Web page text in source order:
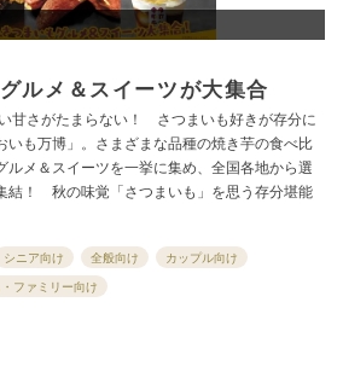
ルメ＆スイーツが大集合
甘さがたまらない！ さつまいも好きが存分に
いも万博」。さまざまな品種の焼き芋の食べ比
ルメ＆スイーツを一挙に集め、全国各地から選
結！ 秋の味覚「さつまいも」を思う存分堪能
シニア向け 全般向け
カップル向け
ファミリー向け